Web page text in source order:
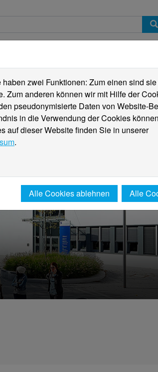
zwei Funktionen: Zum einen sind
Zum anderen können wir mit Hilfe der
pseudonymisierte Daten von Website-
in die Verwendung der Cookies
auf dieser Website finden Sie in unserer
.
Alle Cookies ablehnen Alle